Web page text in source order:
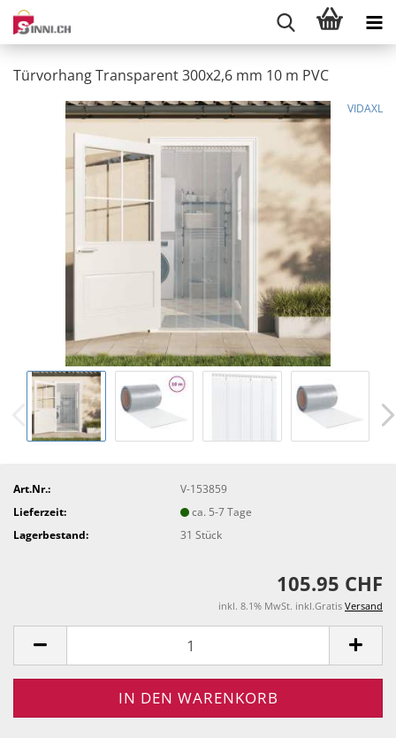
Türvorhang Transparent 300x2,6 mm 10 m PVC
VIDAXL
Art.Nr.:
V-153859
Lieferzeit:
ca. 5-7 Tage
Lagerbestand:
31Stück
105.95 CHF
inkl. 8.1% MwSt. inkl.Gratis Versand